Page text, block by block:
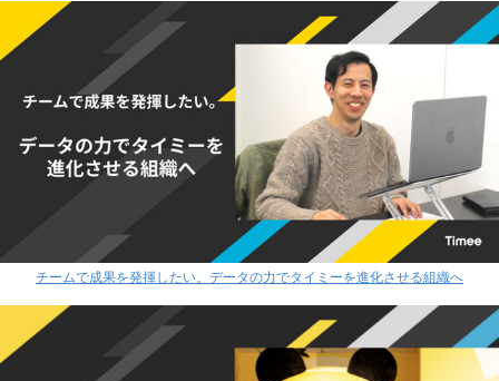
チームで成果を発揮したい。データの力でタイミーを進化させる組織へ